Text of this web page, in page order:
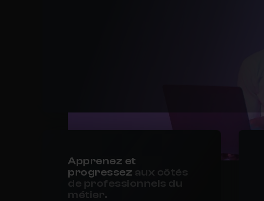
Apprenez et
progressez aux côtés
de professionnels du
métier.